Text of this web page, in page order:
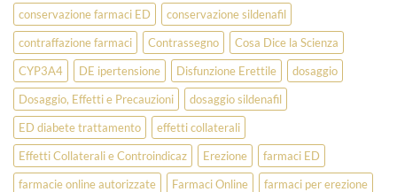
conservazione farmaci ED
conservazione sildenafil
contraffazione farmaci
Contrassegno
Cosa Dice la Scienza
CYP3A4
DE ipertensione Disfunzione Erettile
dosaggio
Dosaggio, Effetti e Precauzioni
dosaggio sildenafil
ED diabete trattamento
effetti collaterali
Effetti Collaterali e Controindicaz
Erezione
farmaci ED
farmacie online autorizzate
Farmaci Online
farmaci per erezione